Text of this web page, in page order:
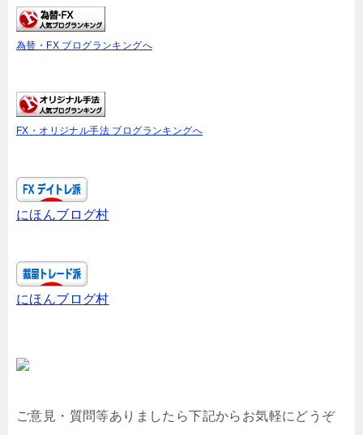
為替・FX ブログランキングへ
FX・オリジナル手法 ブログランキングへ
にほんブログ村
にほんブログ村
ご意見・質問等ありましたら下記からお気軽にどうぞ